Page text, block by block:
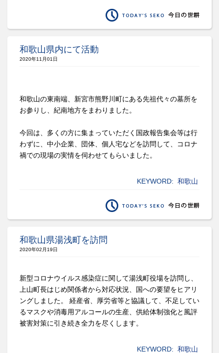
和歌山県内にて活動
2020年11月01日
和歌山の東南端、新宮市熊野川町にある先祖代々の墓所を
お参りし、紀南地方をまわりました。
今回は、多くの方に集まっていただく国政報告集会等は行
わずに、中小企業、団体、個人宅などを訪問して、コロナ
禍での現場の実情を伺わせてもらいました。
KEYWORD: 和歌山
和歌山県湯浅町を訪問
2020年02月19日
新型コロナウイルス感染症に関して湯浅町役場を訪問し、
上山町長はじめ関係者から対応状況、国への要望をヒアリ
ングしました。 経産省、厚労省等と協議して、不足してい
るマスクや消毒用アルコールの生産、供給体制強化と風評
被害対策に引き続き全力を尽くします。
KEYWORD: 和歌山